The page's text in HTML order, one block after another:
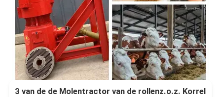
3 van de de Molentractor van de rollenz.o.z. Korrel